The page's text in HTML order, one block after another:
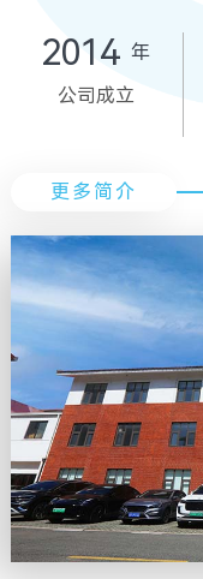
2014 年
公司成立
更多简介